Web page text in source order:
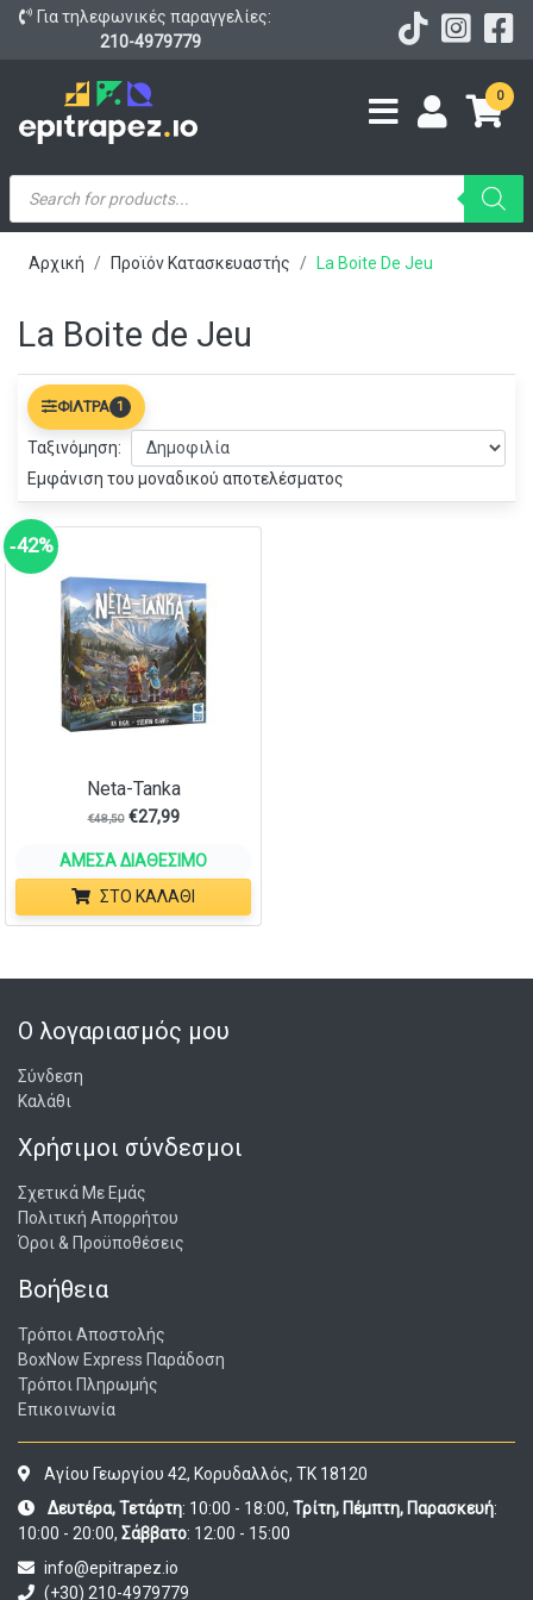
Για τηλεφωνικές παραγγελίες:
210-4979779
0
Products
search
Αρχική Προϊόν Κατασκευαστής La Boite De Jeu
La Boite de Jeu
Εμφάνιση του μοναδικού αποτελέσματος
ΦΊΛΤΡΑ 1
Ταξινόμηση:
‑42%
Neta-Tanka
€48,50 €27,99
ΆΜΕΣΑ ΔΙΑΘΈΣΙΜΟ
ΣΤΟ ΚΑΛΆΘΙ
Ο λογαριασμός μου
Σύνδεση
Καλάθι
Χρήσιμοι σύνδεσμοι
Σχετικά Με Εμάς
Πολιτική Απορρήτου
Όροι & Προϋποθέσεις
Βοήθεια
Τρόποι Αποστολής
BoxNow Express Παράδοση
Τρόποι Πληρωμής
Επικοινωνία
Αγίου Γεωργίου 42, Κορυδαλλός, ΤΚ 18120
Δευτέρα, Τετάρτη: 10:00 - 18:00, Τρίτη, Πέμπτη, Παρασκευή:
10:00 - 20:00, Σάββατο: 12:00 - 15:00
info@epitrapez.io
(+30) 210-4979779